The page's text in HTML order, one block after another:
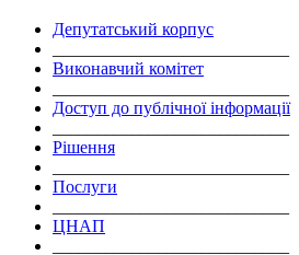
Депутатський корпус
Виконавчий комітет
Доступ до публічної інформації
Рішення
Послуги
ЦНАП